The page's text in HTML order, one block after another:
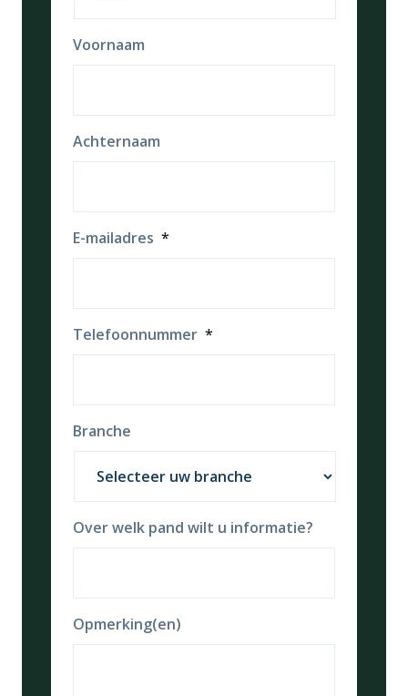
Voornaam
Achternaam
E-mailadres *
Telefoonnummer *
Branche
Over welk pand wilt u informatie?
Opmerking(en)